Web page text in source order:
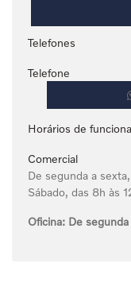
Telefones
Telefone
Horários de
Comercial
De segunda a
Sábado, das 8h às
Oficina: De